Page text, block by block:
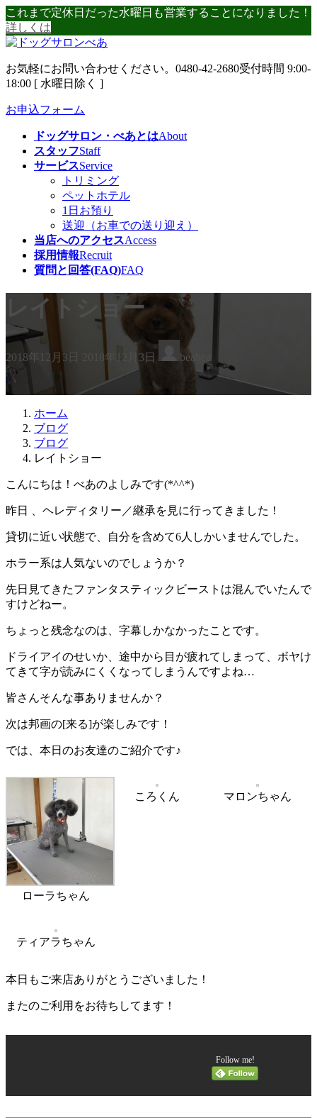
コ
ン
テ
ツ
へ
キ
ナ
ビ
ゲ
シ
ョ
に
これまで定休日だった水曜日も営業することになりました！
詳しくは
お気軽にお問い合わせください。 0480-42-2680受付時間 9:00-
18:00 [ 水曜日除く ]
お申込フォーム
ドッグサロン・べあとはAbout
スタッフStaff
サービスService
トリミング
ペットホテル
1日お預り
送迎（お車での送り迎え）
当店へのアクセスAccess
採用情報Recruit
質問と回答(FAQ)FAQ
レイトショー
2018年12月3日
終
新
2018年12月3日 beabea
ホーム
ブログ
ブログ
レイトショー
こんにちは！べあのよしみです(*^^*)
昨日 、ヘレディタリー／継承を見に行ってきました！
貸切に近い状態で、自分を含めて6人しかいませんでした。
ホラー系は人気ないのでしょうか？
先日見てきたファンタスティックビーストは混んでいたんで
すけどねー。
ちょっと残念なのは、字幕しかなかったことです。
ドライアイのせいか、途中から目が疲れてしまって、ボヤけ
てきて字が読みにくくなってしまうんですよね…
皆さんそんな事ありませんか？
次は邦画の[来る]が楽しみです！
では、本日のお友達のご紹介です♪
ローラちゃん
ころくん マロンちゃん
ティアラちゃん
本日もご来店ありがとうございました！
またのご利用をお待ちしてます！
Follow me!